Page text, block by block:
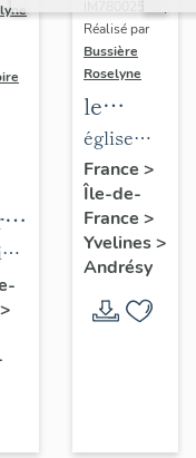
>
Réalisé par
Bussière
Roselyne
le
mobilier
de
l'église
Saint-
Germain-
de-
Paris
église
paroissiale
Saint-
Germain
France >
Île-de-
France >
Yvelines>
Andrésy